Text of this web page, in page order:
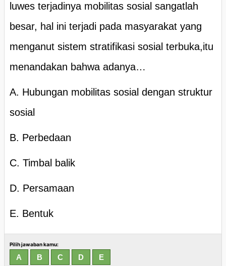
luwes terjadinya mobilitas sosial sangatlah
besar, hal ini terjadi pada masyarakat yang
menganut sistem stratifikasi sosial terbuka,itu
menandakan bahwa adanya…
A. Hubungan mobilitas sosial dengan struktur
sosial
B. Perbedaan
C. Timbal balik
D. Persamaan
E. Bentuk
Pilih jawaban kamu: